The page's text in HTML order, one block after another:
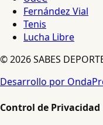
Fernández Vial
Tenis
Lucha Libre
© 2026 SABES
Desarrollo por
Control de Privacidad